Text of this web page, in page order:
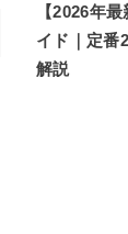
【2026年
イド｜定番
解説